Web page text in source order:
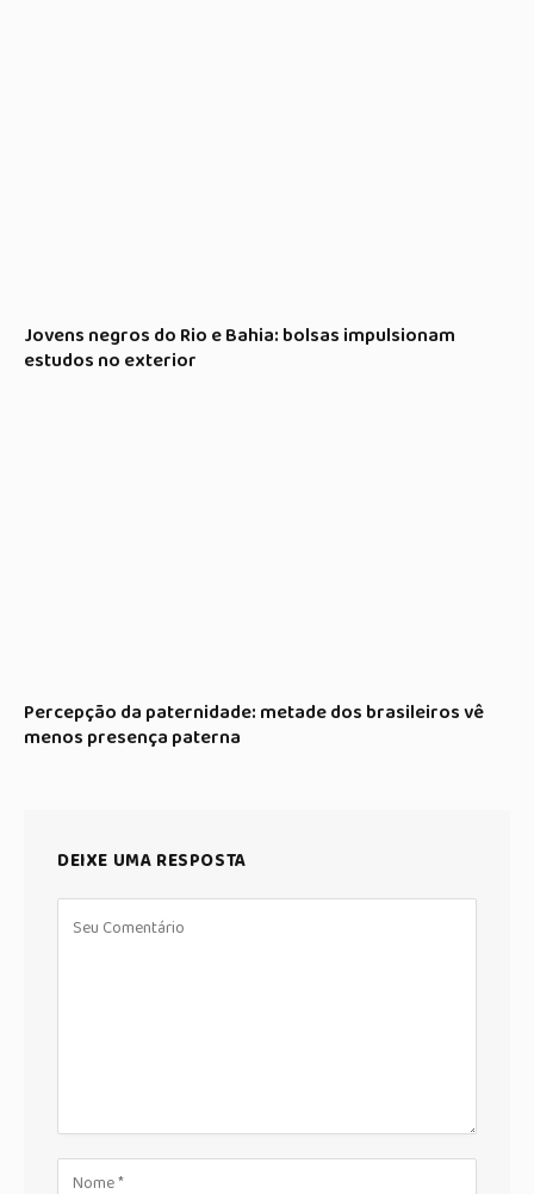
Jovens negros do Rio e Bahia: bolsas impulsionam
estudos no exterior
Percepção da paternidade: metade dos brasileiros vê
menos presença paterna
DEIXE UMA RESPOSTA